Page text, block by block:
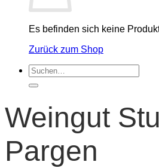
Es befinden sich keine
Zurück zum Shop
Suchen
nach:
Weingut
Pargen